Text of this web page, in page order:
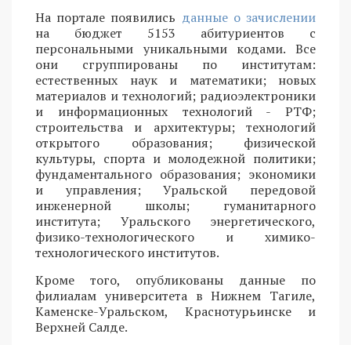
На портале появились данные о зачислении
на бюджет 5153 абитуриентов с
персональными уникальными кодами. Все
они сгруппированы по институтам:
естественных наук и математики; новых
материалов и технологий; радиоэлектроники
и информационных технологий - РТФ;
строительства и архитектуры; технологий
открытого образования; физической
культуры, спорта и молодежной политики;
фундаментального образования; экономики
и управления; Уральской передовой
инженерной школы; гуманитарного
института; Уральского энергетического,
физико-технологического и химико-
технологического институтов.
Кроме того, опубликованы данные по
филиалам университета в Нижнем Тагиле,
Каменске-Уральском, Краснотурьинске и
Верхней Салде.